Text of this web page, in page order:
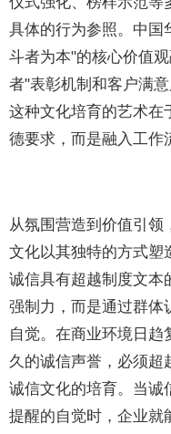
具体的行为参照。中国
斗者为本"的核心价值
者"表彰机制和客户满
这种文化培育的艺术在
德要求，而是融入工作
从氛围营造到价值引领
文化以其独特的方式塑
诚信具有超越制度文
强制力，而是通过群体
自觉。在商业环境日
久的诚信声誉，必须超
诚信文化的培育。当诚
提醒的自觉时，企业就